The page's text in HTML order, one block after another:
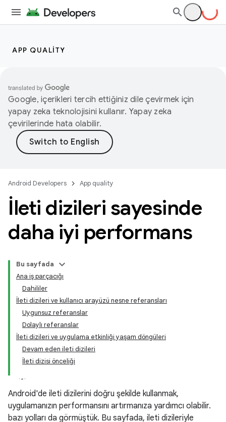
APP QUALITY
Google, içerikleri tercih ettiğiniz dile çevirmek için
yapay zeka teknolojisini kullanır. Yapay zeka
çevirilerinde hata olabilir.
Android Developers App quality
İleti dizileri sayesinde
daha iyi performans
Bu sayfada
Ana iş parçacığı
Dahililer
İleti dizileri ve kullanıcı arayüzü nesne referansları
Uygunsuz referanslar
Dolaylı referanslar
İleti dizileri ve uygulama etkinliği yaşam döngüleri
Devam eden ileti dizileri
İleti dizisi önceliği
Android'de ileti dizilerini doğru şekilde kullanmak,
uygulamanızın performansını artırmanıza yardımcı olabilir.
bazı yolları da görmüştük. Bu sayfada, ileti dizileriyle